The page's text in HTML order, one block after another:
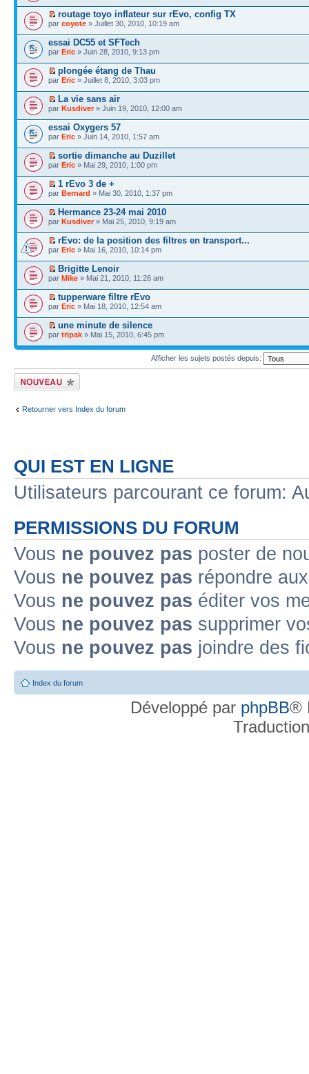
routage toyo inflateur sur rEvo, config TX
par coyote » Juillet 30, 2010, 10:19 am
essai DC55 et SFTech
par Eric » Juin 28, 2010, 9:13 pm
plongée étang de Thau
par Eric » Juillet 8, 2010, 3:03 pm
La vie sans air
par Kusdiver» Juin 19, 2010, 12:00 am
essai Oxygers 57
par Eric » Juin 14, 2010, 1:57 am
sortie dimanche au Duzillet
par Eric » Mai 29, 2010, 1:00 pm
1 rEvo 3 de +
par Bernard » Mai 30, 2010, 1:37 pm
Hermance 23-24 mai 2010
par Kusdiver» Mai 25, 2010, 9:19 am
rEvo: de la position des filtres en transport...
par Eric » Mai 16, 2010, 10:14 pm
Brigitte Lenoir
par Mike » Mai 21, 2010, 11:26 am
tupperware filtre rEvo
par Eric » Mai 18, 2010, 12:54 am
une minute de silence
par tripak » Mai 15, 2010, 6:45 pm
Afficher les sujets postés depuis:
Écrire un nouveau
sujet
Retourner vers Index du forum
QUI EST EN LIGNE
Utilisateurs parcourant ce forum:
PERMISSIONS DU FORUM
Vous ne pouvez pas poster de
Vous ne pouvez pas répondre
Vous ne pouvez pas éditer vos
Vous ne pouvez pas supprimer
Vous ne pouvez pas joindre des
Index du forum
Développé par phpBB®